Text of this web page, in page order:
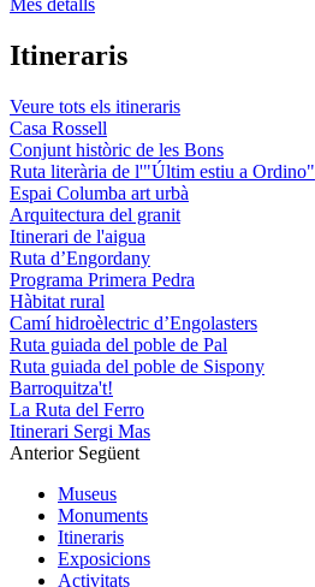
Itineraris
Veure tots els itineraris
Casa Rossell
Conjunt històric de les Bons
Ruta literària de l'"Últim estiu a Ordino"
Espai Columba art urbà
Arquitectura del granit
Itinerari de l'aigua
Ruta d’Engordany
Programa Primera Pedra
Hàbitat rural
Camí hidroèlectric d’Engolasters
Ruta guiada del poble de Pal
Ruta guiada del poble de Sispony
Barroquitza't!
La Ruta del Ferro
Itinerari Sergi Mas
Anterior Següent
Museus
Monuments
Itineraris
Exposicions
Activitats